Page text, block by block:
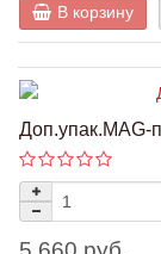
В корзину
Доп.упак.MAG-